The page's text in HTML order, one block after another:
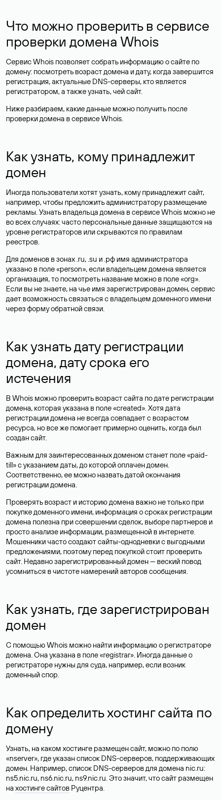
Что можно проверить в сервисе
проверки домена Whois
Сервис Whois позволяет собрать информацию о сайте по
домену: посмотреть возраст домена и дату, когда завершится
регистрация, актуальные DNS-серверы, кто является
регистратором, а также узнать, чей сайт.
Ниже разбираем, какие данные можно получить после
проверки домена в сервисе Whois.
Как узнать, кому принадлежит
домен
Иногда пользователи хотят узнать, кому принадлежит сайт,
например, чтобы предложить администратору размещение
рекламы. Узнать владельца домена в сервисе Whois можно не
во всех случаях: часто персональные данныезащищаются на
уровне регистраторов или скрываются по правилам
реестров.
Для доменов в зонах .ru, .su и .рф имя администратора
указано в поле «person», если владельцем домена является
организация, то посмотреть название можно в поле «org».
Если вы не знаете, на чье имя зарегистрирован домен, сервис
дает возможность связаться с владельцем доменного имени
через форму обратной связи.
Как узнать дату регистрации
домена, дату срока его
истечения
В Whois можно проверить возраст сайта по дате регистрации
домена, которая указана в поле «created». Хотя дата
регистрации домена не всегда совпадает с возрастом
ресурса, но все же помогает примерно оценить, когда был
создан сайт.
Важным для заинтересованных доменом станет поле «paid-
till» с указанием даты, до которой оплачен домен.
Соответственно, ее можно назвать датой окончания
регистрации домена.
Проверять возраст и историю домена важно не только при
покупке доменного имени, информация о сроках регистрации
домена полезна при совершении сделок, выборе партнеров и
просто анализе информации, размещенной в интернете.
Мошенники часто создают сайты-однодневки с выгодными
предложениями, поэтому перед покупкой стоит проверить
сайт. Недавно зарегистрированный домен — веский повод
усомниться в чистоте намерений авторов сообщения.
Как узнать, где зарегистрирован
домен
С помощью Whois можно найти информацию о регистраторе
домена. Она указана в поле «registrar». Иногда данные о
регистраторе нужны для суда, например, если возник
доменный спор.
Как определить хостинг сайта по
домену
Узнать, на каком хостинге размещен сайт, можно по полю
«nserver», где указан список DNS-серверов, поддерживающих
домен. Например, список DNS-серверов для домена nic.ru:
ns5.nic.ru, ns6.nic.ru, ns9.nic.ru. Это значит, что сайт размещен
на хостинге сайтов Руцентра.